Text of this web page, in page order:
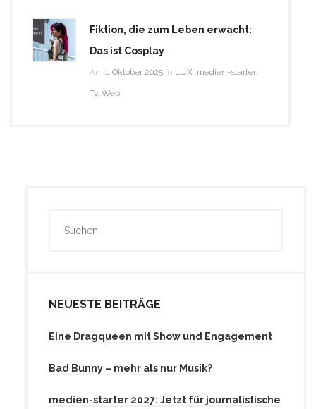
Fiktion, die zum Leben erwacht:
Das ist Cosplay
Am 1. Oktober 2025 in LUX, medien-starter,
Tv, Web
NEUESTE BEITRÄGE
Eine Dragqueen mit Show und Engagement
Bad Bunny – mehr als nur Musik?
medien-starter 2027: Jetzt für journalistische